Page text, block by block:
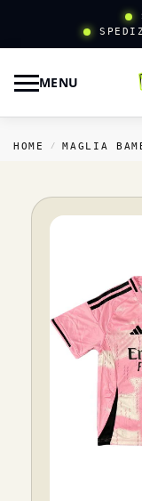
MENU
HOME / MAGLIA